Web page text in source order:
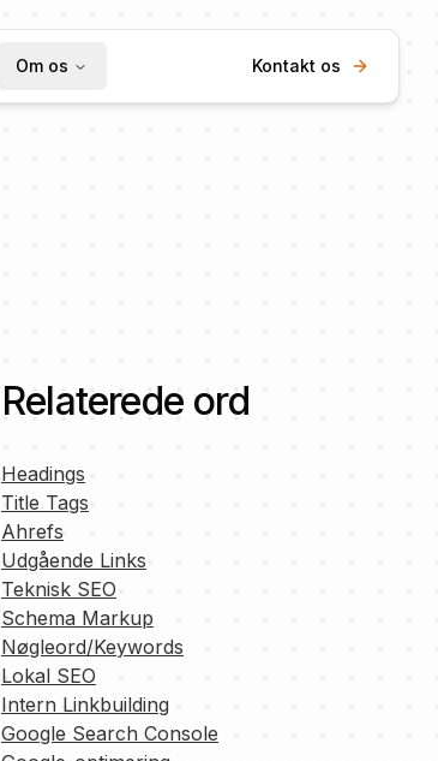
Om os Kontakt os
Relaterede ord
Headings
Title Tags
Ahrefs
Udgående Links
Teknisk SEO
Schema Markup
Nøgleord/Keywords
Lokal SEO
Intern Linkbuilding
Google Search Console